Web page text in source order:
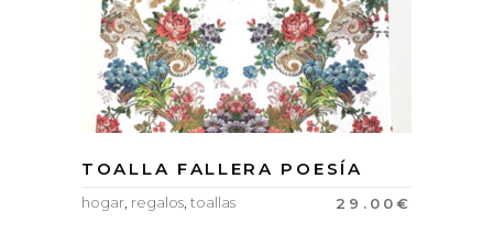
TOALLA FALLERA POESÍA
29.00€
hogar regalos toallas